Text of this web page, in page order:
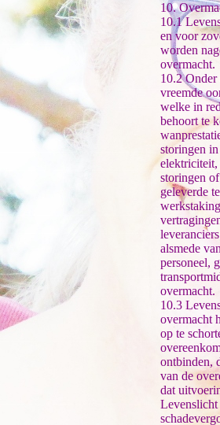
10.
10.1
en voor
worden
overmacht.
10.2
vreemde
welke in
behoort te
storingen
elektriciteit,
storingen
geleverde
alsmede
personeel,
overmacht.
10.3
overmacht
op te
ontbinden,
van de
dat
Levenslicht